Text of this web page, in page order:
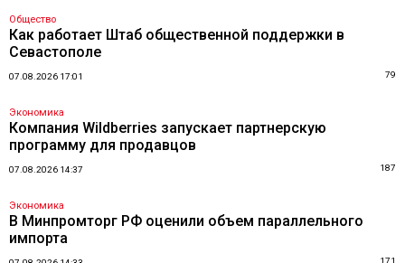
Общество
Как работает Штаб общественной поддержки в
Севастополе
07.08.2026 17:01 79
Экономика
Компания Wildberries запускает партнерскую
программу для продавцов
07.08.2026 14:37 187
Экономика
В Минпромторг РФ оценили объем параллельного
импорта
171